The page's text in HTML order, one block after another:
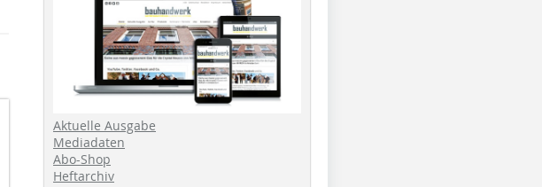
Aktuelle Ausgabe
Mediadaten
Abo-Shop
Heftarchiv